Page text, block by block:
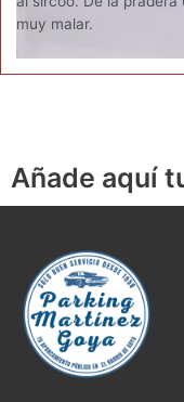
muy malar.
Añade aquí